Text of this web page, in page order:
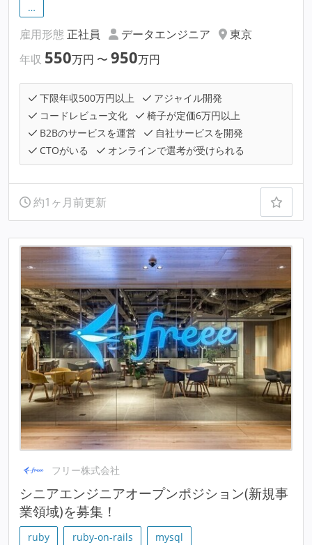
…
雇用形態 正社員 データエンジニア
東京
年収 550万円 〜 950万円
下限年収500万円以上
アジャイル開発
コードレビュー文化
椅子が定価6万円以上
B2Bのサービスを運営
自社サービスを開発
CTOがいる
オンラインで選考が受けられる
約1ヶ月前更新
フリー株式会社
シニアエンジニアオープンポジション(新規事
業領域)を募集！
ruby ruby-on-rails
mysql